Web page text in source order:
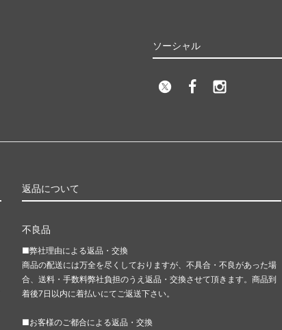
ソーシャル
返品について
不良品
■弊社理由による返品・交換
商品の配送には万全を尽くしておりますが、不具合・不良があった場
合、送料・手数料弊社負担のうえ返品・交換させて頂きます。商品到
着後7日以内に着払いにてご返送下さい。
■お客様のご都合による返品・交換